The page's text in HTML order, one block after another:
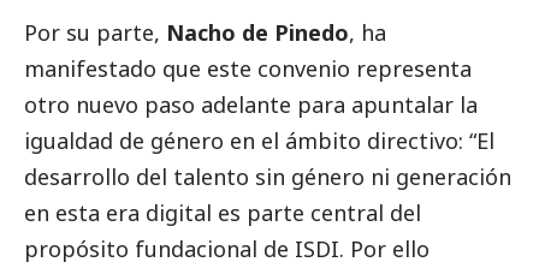
Por su parte, Nacho de Pinedo, ha
manifestado que este convenio representa
otro nuevo paso adelante para apuntalar la
igualdad de género en el ámbito directivo: “El
desarrollo del talento sin género ni generación
en esta era digital es parte central del
propósito fundacional de ISDI. Por ello